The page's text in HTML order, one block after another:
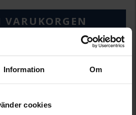
Information Om
cookies
VARUKORGEN
42